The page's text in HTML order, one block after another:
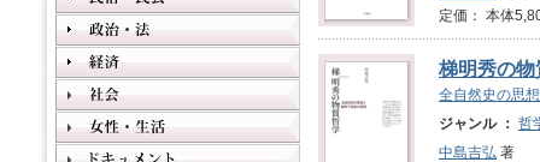
定価： 本体
梯明秀の物
全自然史の思
ジャンル ： 哲
中島吉弘 著